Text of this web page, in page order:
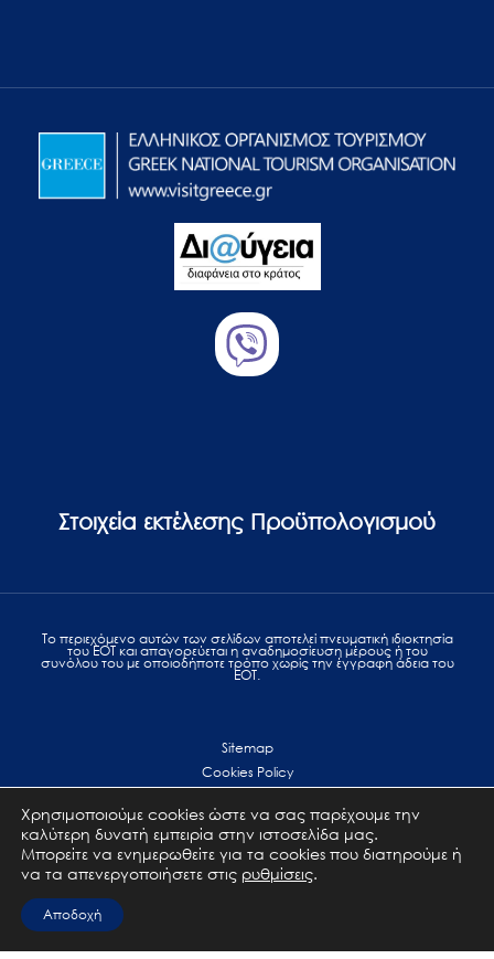
Στοιχεία εκτέλεσης Προϋπολογισμού
Το περιεχόμενο αυτών των σελίδων αποτελεί πvευματική ιδιοκτησία
του ΕΟΤ και απαγορεύεται η αναδημοσίευση μέρους ή του
συνόλου του με οποιοδήποτε τρόπο χωρίς την έγγραφη άδεια του
ΕΟΤ.
Sitemap
Cookies Policy
Terms of use
Επικοινωνία
Χρησιμοποιούμε cookies ώστε να σας παρέχουμε την
καλύτερη δυνατή εμπειρία στην ιστοσελίδα μας.
Μπορείτε να ενημερωθείτε για τα cookies που διατηρούμε ή
να τα απενεργοποιήσετε στις ρυθμίσεις.
Αποδοχή